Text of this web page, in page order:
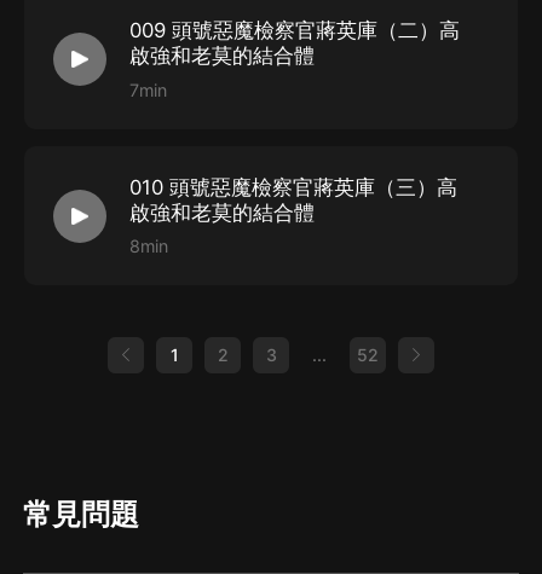
009 頭號惡魔檢察官蔣英庫（二）高
啟強和老莫的結合體
7min
010 頭號惡魔檢察官蔣英庫（三）高
啟強和老莫的結合體
8min
1 2 3 ... 52
常見問題